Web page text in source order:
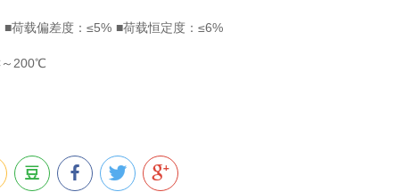
荷载偏差度：≤5% ■荷载恒定度：≤6%
～200℃